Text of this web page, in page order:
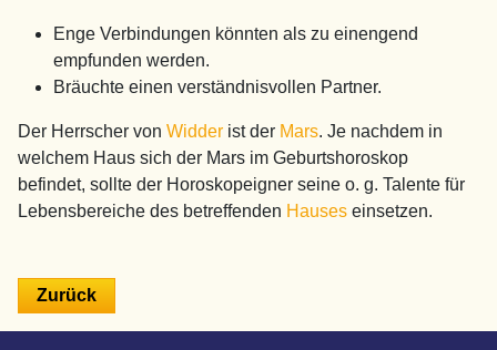
Enge Verbindungen könnten als zu einengend
empfunden werden.
Bräuchte einen verständnisvollen Partner.
Der Herrscher von Widder ist der Mars. Je nachdem in
welchem Haus sich der Mars im Geburtshoroskop
befindet, sollte der Horoskopeigner seine o. g. Talente für
Lebensbereiche des betreffenden Hauses einsetzen.